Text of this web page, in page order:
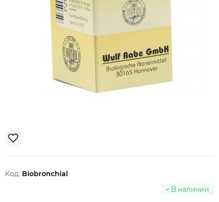
Код: Biobronchial
В наличии